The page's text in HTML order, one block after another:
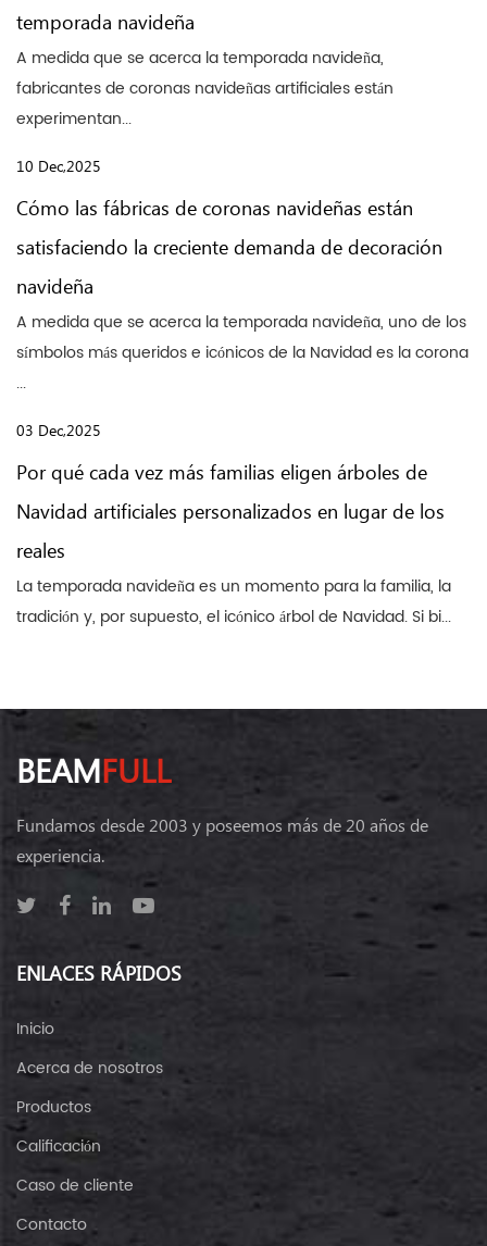
temporada navideña
A medida que se acerca la temporada navideña,
fabricantes de coronas navideñas artificiales están
experimentan...
10 Dec,2025
Cómo las fábricas de coronas navideñas están
satisfaciendo la creciente demanda de decoración
navideña
A medida que se acerca la temporada navideña, uno de los
símbolos más queridos e icónicos de la Navidad es la corona
...
03 Dec,2025
Por qué cada vez más familias eligen árboles de
Navidad artificiales personalizados en lugar de los
reales
La temporada navideña es un momento para la familia, la
tradición y, por supuesto, el icónico árbol de Navidad. Si bi...
BEAMFULL
Fundamos desde 2003 y poseemos más de 20 años de
experiencia.
ENLACES RÁPIDOS
Inicio
Acerca de nosotros
Productos
Calificación
Caso de cliente
Contacto